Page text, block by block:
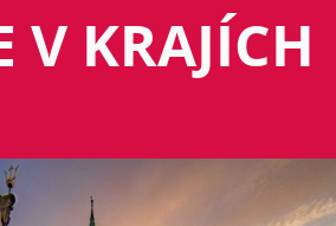
V KRAJÍCH